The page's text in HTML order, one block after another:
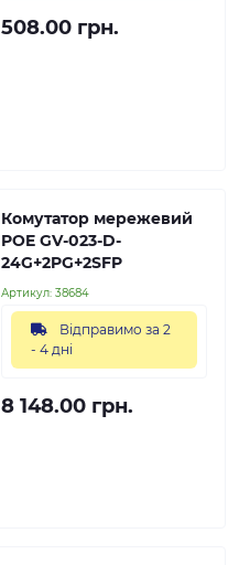
508.00 грн.
Комутатор мережевий
POE GV-023-D-
24G+2PG+2SFP
Артикул: 38684
Відправимо за 2
- 4 дні
8 148.00 грн.